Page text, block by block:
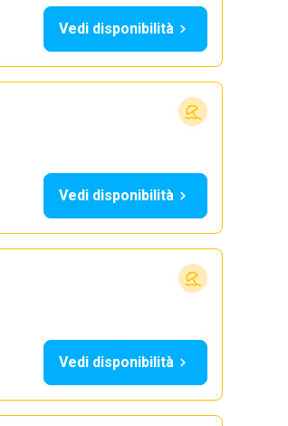
Vedi disponibilità
Vedi disponibilità
Vedi disponibilità